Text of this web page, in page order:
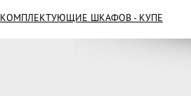
КОМПЛЕКТУЮЩИЕ ШКАФОВ - КУПЕ